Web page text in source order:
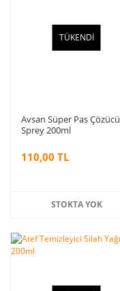
TÜKENDİ
Avsan Süper Pas Çözücü
Sprey 200ml
110,00 TL
STOKTA YOK